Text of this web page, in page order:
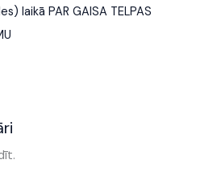
laikā PAR GAISA TELPAS